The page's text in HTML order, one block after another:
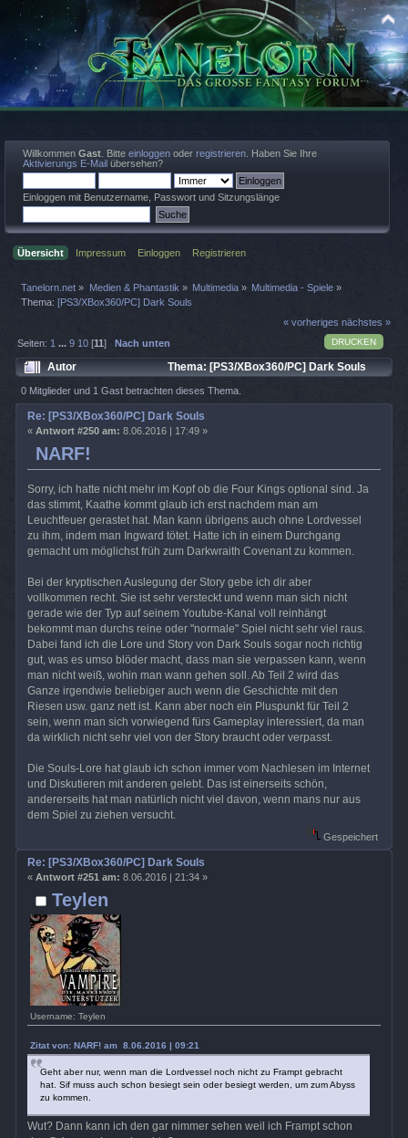
Willkommen Gast . Bitte einloggen oder registrieren . Haben Sie Ihre
Aktivierungs E-Mail übersehen?
Einloggen mit Benutzername, Passwort und Sitzungslänge
Übersicht Impressum Einloggen Registrieren
Tanelorn.net » Medien & Phantastik » Multimedia » Multimedia - Spiele »
Thema:[PS3/XBox360/PC] Dark Souls
« vorheriges nächstes »
DRUCKEN
Seiten: 1 ...9 10 [11]Nach unten
Autor
Thema: [PS3/XBox360/PC] Dark Souls
(Gelesen 47674 mal)
0 Mitglieder und 1 Gast betrachten dieses Thema.
NARF!
Re: [PS3/XBox360/PC] Dark Souls
« Antwort #250 am: 8.06.2016 | 17:49 »
Sorry, ich hatte nicht mehr im Kopf ob die Four Kings optional sind. Ja
das stimmt, Kaathe kommt glaub ich erst nachdem man am
Leuchtfeuer gerastet hat. Man kann übrigens auch ohne Lordvessel
zu ihm, indem man Ingward tötet. Hatte ich in einem Durchgang
gemacht um möglichst früh zum Darkwraith Covenant zu kommen.
Bei der kryptischen Auslegung der Story gebe ich dir aber
vollkommen recht. Sie ist sehr versteckt und wenn man sich nicht
gerade wie der Typ auf seinem Youtube-Kanal voll reinhängt
bekommt man durchs reine oder "normale" Spiel nicht sehr viel raus.
Dabei fand ich die Lore und Story von Dark Souls sogar noch richtig
gut, was es umso blöder macht, dass man sie verpassen kann, wenn
man nicht weiß, wohin man wann gehen soll. Ab Teil 2 wird das
Ganze irgendwie beliebiger auch wenn die Geschichte mit den
Riesen usw. ganz nett ist. Kann aber noch ein Pluspunkt für Teil 2
sein, wenn man sich vorwiegend fürs Gameplay interessiert, da man
da wirklich nicht sehr viel von der Story braucht oder verpasst.
Die Souls-Lore hat glaub ich schon immer vom Nachlesen im Internet
und Diskutieren mit anderen gelebt. Das ist einerseits schön,
andererseits hat man natürlich nicht viel davon, wenn mans nur aus
dem Spiel zu ziehen versucht.
Gespeichert
Teylen
Username: Teylen
Re: [PS3/XBox360/PC] Dark Souls
« Antwort #251 am: 8.06.2016 | 21:34 »
Zitat von: NARF! am 8.06.2016 | 09:21
Geht aber nur, wenn man die Lordvessel noch nicht zu Frampt gebracht
hat. Sif muss auch schon besiegt sein oder besiegt werden, um zum Abyss
zu kommen.
Wut? Dann kann ich den gar nimmer sehen weil ich Frampt schon